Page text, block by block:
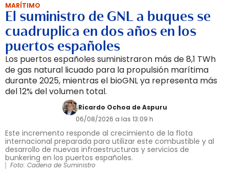
MARÍTIMO
El suministro de GNL a buques se
cuadruplica en dos años en los
puertos españoles
Los puertos españoles suministraron más de 8,1 TWh
de gas natural licuado para la propulsión marítima
durante 2025, mientras el bioGNL ya representa más
del 12% del volumen total.
Ricardo Ochoa de Aspuru
06/08/2026 a las 13:09 h
Este incremento responde al crecimiento de la flota
internacional preparada para utilizar este combustible y al
desarrollo de nuevas infraestructuras y servicios de
bunkering en los puertos españoles.
Foto: Cadena de Suministro